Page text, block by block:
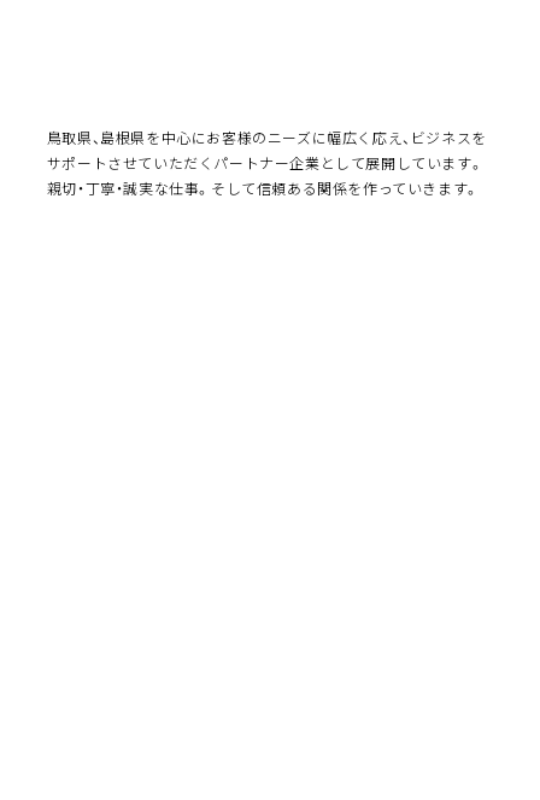
鳥取県、島根県を中心にお客様のニーズに幅広く応え、ビジネスを
サポートさせていただくパートナー企業として展開しています。
親切・丁寧・誠実な仕事。そして信頼ある関係を作っていきます。